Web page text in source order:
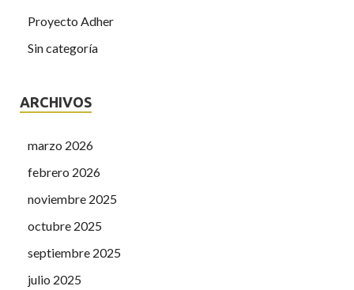
Proyecto Adher
Sin categoría
ARCHIVOS
marzo 2026
febrero 2026
noviembre 2025
octubre 2025
septiembre 2025
julio 2025